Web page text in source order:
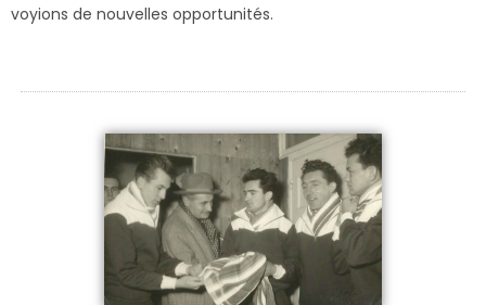
voyions de nouvelles opportunités.